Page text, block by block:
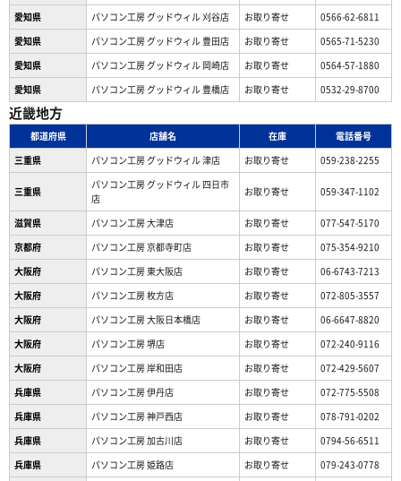
愛知県 パソコン工房 グッドウィル 刈谷店 お取り寄せ
0566-62-6811
愛知県
パソコン工房 グッドウィル 豊田店 お取り寄せ
0565-71-5230
愛知県
パソコン工房 グッドウィル 岡崎店 お取り寄せ
0564-57-1880
愛知県
パソコン工房 グッドウィル 豊橋店 お取り寄せ 0532-29-8700
近畿地方
都道府県 店舗名 在庫
電話番号
三重県
パソコン工房 グッドウィル 津店 お取り寄せ 059-238-2255
三重県
パソコン工房 グッドウィル 四日市
店
お取り寄せ 059-347-1102
滋賀県 パソコン工房 大津店 お取り寄せ
077-547-5170
京都府
パソコン工房 京都寺町店 お取り寄せ
075-354-9210
大阪府
パソコン工房 東大阪店 お取り寄せ
06-6743-7213
大阪府
パソコン工房 枚方店 お取り寄せ
072-805-3557
大阪府
パソコン工房 大阪日本橋店 お取り寄せ
06-6647-8820
大阪府
パソコン工房 堺店 お取り寄せ
072-240-9116
大阪府
パソコン工房 岸和田店 お取り寄せ
072-429-5607
兵庫県
パソコン工房 伊丹店 お取り寄せ
072-775-5508
兵庫県
パソコン工房 神戸西店 お取り寄せ
078-791-0202
兵庫県
パソコン工房 加古川店 お取り寄せ
0794-56-6511
兵庫県
パソコン工房 姫路店 お取り寄せ
079-243-0778